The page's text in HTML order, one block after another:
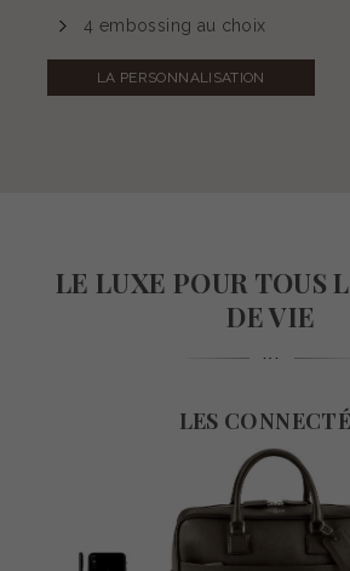
4 embossing au choix
LA PERSONNALISATION
LE LUXE POUR TOUS
DE VIE
LES